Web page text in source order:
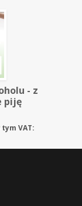
- z
piję
tym VAT: